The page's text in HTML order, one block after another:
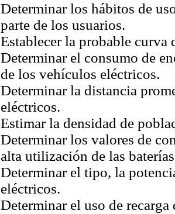
Determinar los hábitos de
parte de los usuarios.
Establecer la probable curva
Determinar el consumo de
de los vehículos eléctricos.
Determinar la distancia
eléctricos.
Estimar la densidad de
Determinar los valores de
alta utilización de las
Determinar el tipo, la
eléctricos.
Determinar el uso de